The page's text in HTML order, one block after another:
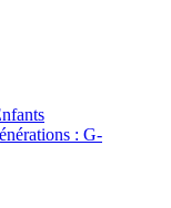
: G-